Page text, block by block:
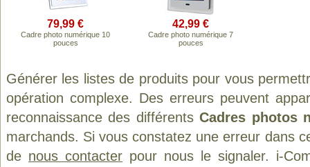
79,99 €
Cadre photo numérique 10
pouces
42,99 €
Cadre photo numérique 7
pouces
Générer les listes de produits pour vous
opération complexe. Des erreurs peuvent
reconnaissance des différentsCadres photos
marchands. Si vous constatez une erreur dans
de nous contacter pour nous le signaler. i-